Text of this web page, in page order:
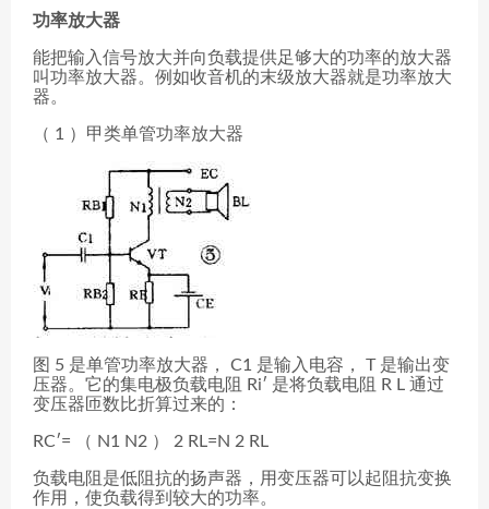
功率放大器
能把输入信号放大并向负载提供足够大的功率的放大器
叫功率放大器。例如收音机的末级放大器就是功率放大
器。
（ 1 ）甲类单管功率放大器
图 5 是单管功率放大器， C1 是输入电容， T 是输出变
压器。它的集电极负载电阻 Ri′ 是将负载电阻 R L 通过
变压器匝数比折算过来的：
RC′= （ N1 N2 ） 2 RL=N 2 RL
负载电阻是低阻抗的扬声器，用变压器可以起阻抗变换
作用，使负载得到较大的功率。